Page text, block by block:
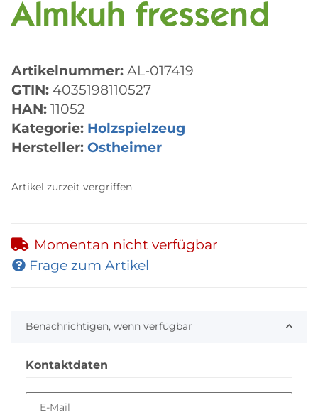
Almkuh fressend
Artikelnummer: AL-017419
GTIN: 4035198110527
HAN: 11052
Kategorie: Holzspielzeug
Hersteller: Ostheimer
Artikel zurzeit vergriffen
Momentan nicht verfügbar
Frage zum Artikel
Benachrichtigen, wenn verfügbar
Kontaktdaten
E-Mail